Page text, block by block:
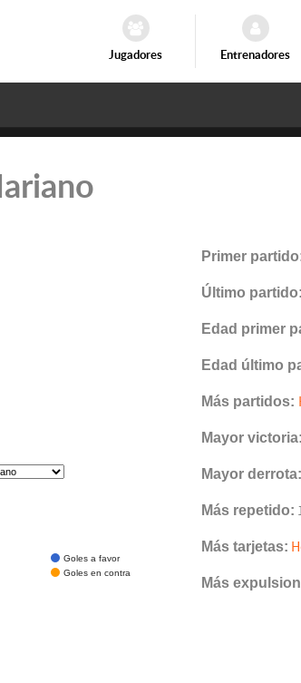
Jugadores Entrenadores
Goles a favor
Goles en contra
Primer
Último partido:
Edad primer
Edad último
Más partidos:
Mayor victoria:
Mayor derrota:
Más repetido:
Más tarjetas:
Más